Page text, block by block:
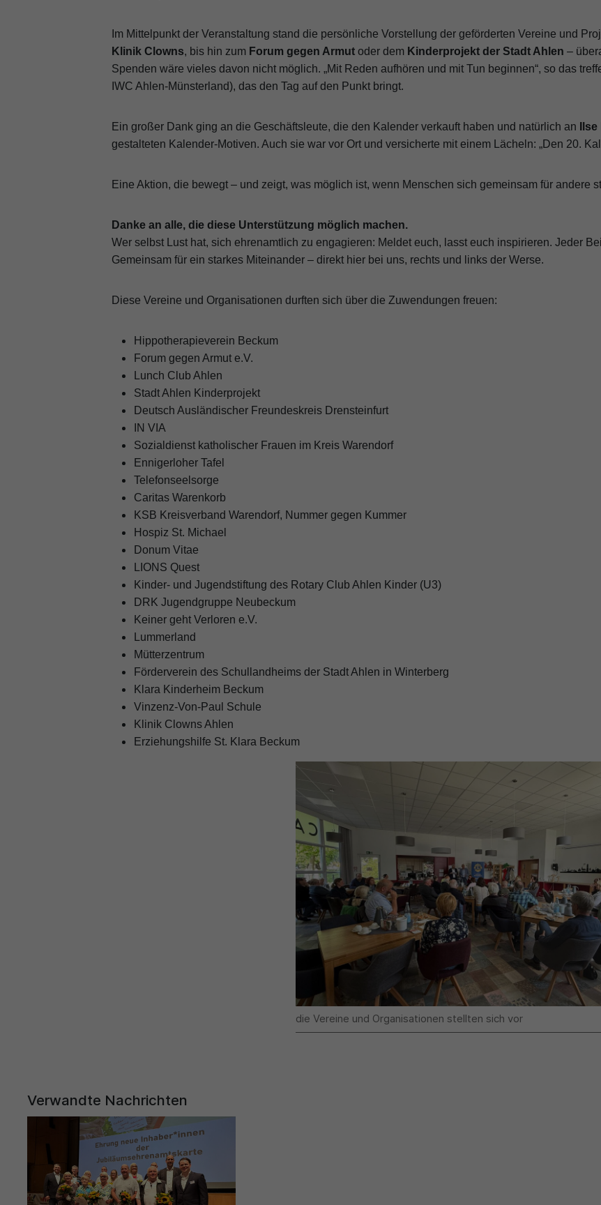
Im Mittelpunkt der Veranstaltung stand die persönliche Vorstellung der geförderten Vereine und
Klinik Clowns, bis hin zum Forum gegen Armut oder dem Kinderprojekt der Stadt Ahlen –
Spenden wäre vieles davon nicht möglich. „Mit Reden aufhören und mit Tun beginnen“, so das
IWC Ahlen-Münsterland), das den Tag auf den Punkt bringt.
Ein großer Dank ging an die Geschäftsleute, die den Kalender verkauft haben und natürlich an
gestalteten Kalender-Motiven. Auch sie war vor Ort und versicherte mit einem Lächeln: „Den 20.
Eine Aktion, die bewegt – und zeigt, was möglich ist, wenn Menschen sich gemeinsam für andere
Danke an alle, die diese Unterstützung möglich machen.
Wer selbst Lust hat, sich ehrenamtlich zu engagieren: Meldet euch, lasst euch inspirieren. Jeder
Gemeinsam für ein starkes Miteinander – direkt hier bei uns, rechts und links der Werse.
Diese Vereine und Organisationen durften sich über die Zuwendungen freuen:
Hippotherapieverein Beckum
Forum gegen Armut e.V.
Lunch Club Ahlen
Stadt Ahlen Kinderprojekt
Deutsch Ausländischer Freundeskreis Drensteinfurt
IN VIA
Sozialdienst katholischer Frauen im Kreis Warendorf
Ennigerloher Tafel
Telefonseelsorge
Caritas Warenkorb
KSB Kreisverband Warendorf, Nummer gegen Kummer
Hospiz St. Michael
Donum Vitae
LIONS Quest
Kinder- und Jugendstiftung des Rotary Club Ahlen Kinder (U3)
DRK Jugendgruppe Neubeckum
Keiner geht Verloren e.V.
Lummerland
Mütterzentrum
Förderverein des Schullandheims der Stadt Ahlen in Winterberg
Klara Kinderheim Beckum
Vinzenz-Von-Paul Schule
Klinik Clowns Ahlen
Erziehungshilfe St. Klara Beckum
die Vereine und Organisationen stellten sich vor
Verwandte Nachrichten